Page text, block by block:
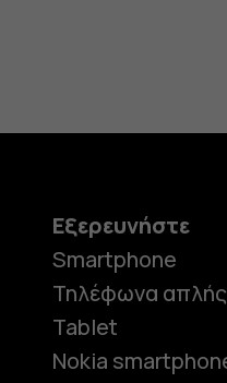
Εξερευνήστε
Smartphone
Τηλέφωνα
Tablet
Nokia